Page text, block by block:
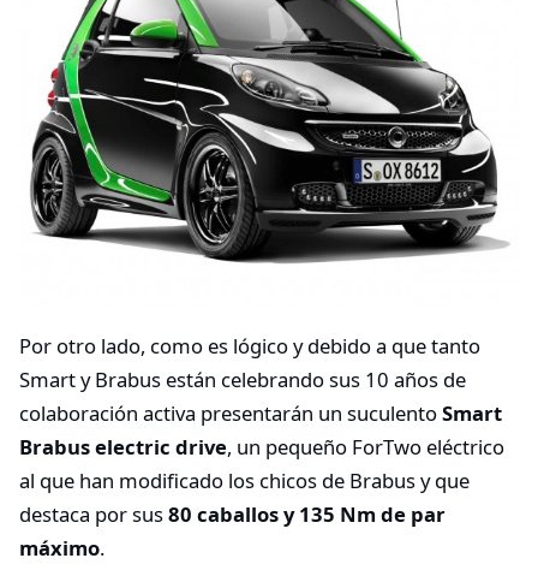
Por otro lado, como es lógico y debido a que tanto
Smart y Brabus están celebrando sus 10 años de
colaboración activa presentarán un suculentoSmart
Brabus electric drive, un pequeño ForTwo eléctrico
al que han modificado los chicos de Brabus y que
destaca por sus80 caballos y 135 Nm de par
máximo.